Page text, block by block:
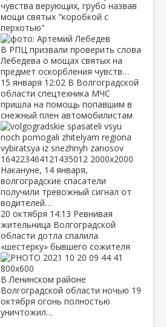
чувства верующих, грубо назвав
мощи святых "коробкой с
перхотью"
В РПЦ призвали проверить слова
Лебедева о мощах святых на
предмет оскорбления чувств…
15 января 12:02 В Волгоградской
области спецтехника МЧС
пришла на помощь попавшим в
снежный плен автомобилистам
Накануне, 14 января,
волгоградские спасатели
получили тревожный сигнал от
водителей…
20 октября 14:13 Ревнивая
жительница Волгоградской
области дотла спалила
«шестерку» бывшего сожителя
В Ленинском районе
Волгоградской области ночью 19
октября огонь полностью
уничтожил…